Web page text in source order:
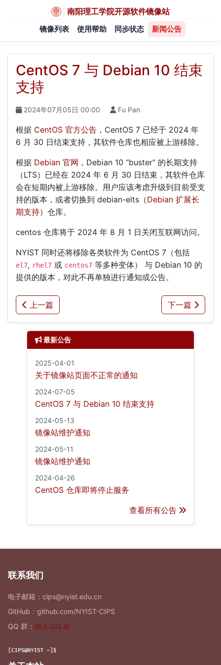
南阳理工学院开源软件镜像站
镜像列表 使用帮助 同步状态 新闻公告
CentOS 7 与 Debian 10 结束
支持
2024年07月05日 00:00 Fu Pan
根据 CentOS 官方公告 ，CentOS 7 已经于 2024 年
6 月 30 日结束支持，其软件仓库也相应被上游移除。
根据 Debian 官网 ，Debian 10 “buster” 的长期支持
（LTS）已经在 2024 年 6 月 30 日结束，其软件仓库
会在短期内被上游移除。用户应该考虑升级到目前受支
持的版本，或者切换到 debian-elts（Debian 扩展长
期支持）仓库。
centos 仓库将于 2024 年 8 月 1 日关闭互联网访问。
NYIST 同时还将移除各类软件为 CentOS 7（包括
el7, rhel7 或 centos7 等多种变体） 与 Debian 10 的
提供的版本，对此不再单独进行通知或公告。
上一篇 下一篇
最新公告
2025-04-01
关于镜像站页面不正常的通知
2024-07-05
CentOS 7 与 Debian 10 结束支持
2024-05-13
镜像站维护通知
2024-05-11
镜像站维护通知
2024-04-26
CentOS 仓库即将停止服务
查看所有公告
联系我们
电子邮箱： cips@nyist.edu.cn
GitHub： github.com/NYIST-CIPS
QQ 群： 加入 QQ 群